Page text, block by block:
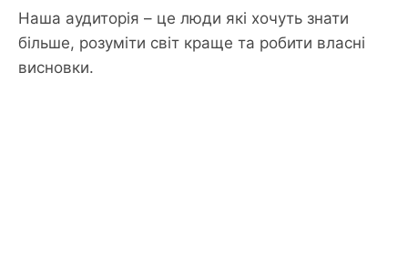
Наша аудиторія – це люди які хочуть знати
більше, розуміти світ краще та робити власні
висновки.